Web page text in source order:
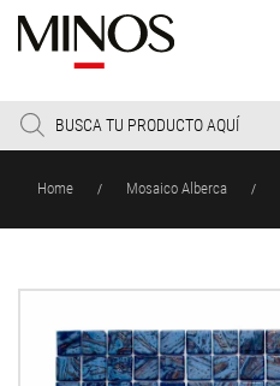
Products
search
Home / Mosaico Alberca /